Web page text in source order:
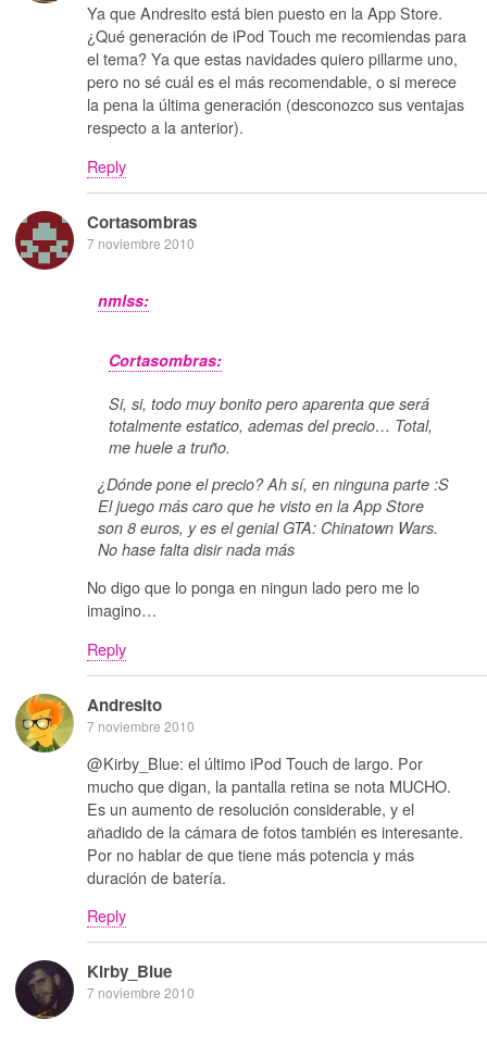
Ya que Andresito está bien puesto en la App Store.
¿Qué generación de iPod Touch me recomiendas para
el tema? Ya que estas navidades quiero pillarme uno,
pero no sé cuál es el más recomendable, o si merece
la pena la última generación (desconozco sus ventajas
respecto a la anterior).
Reply
Cortasombras
7 noviembre 2010
nmlss:
Cortasombras:
Si, si, todo muy bonito pero aparenta que será
totalmente estatico, ademas del precio… Total,
me huele a truño.
¿Dónde pone el precio? Ah sí, en ninguna parte :S
El juego más caro que he visto en la App Store
son 8 euros, y es el genial GTA: Chinatown Wars.
No hase falta disir nada más
No digo que lo ponga en ningun lado pero me lo
imagino…
Reply
Andresito
7 noviembre 2010
@Kirby_Blue: el último iPod Touch de largo. Por
mucho que digan, la pantalla retina se nota MUCHO.
Es un aumento de resolución considerable, y el
añadido de la cámara de fotos también es interesante.
Por no hablar de que tiene más potencia y más
duración de batería.
Reply
Kirby_Blue
7 noviembre 2010